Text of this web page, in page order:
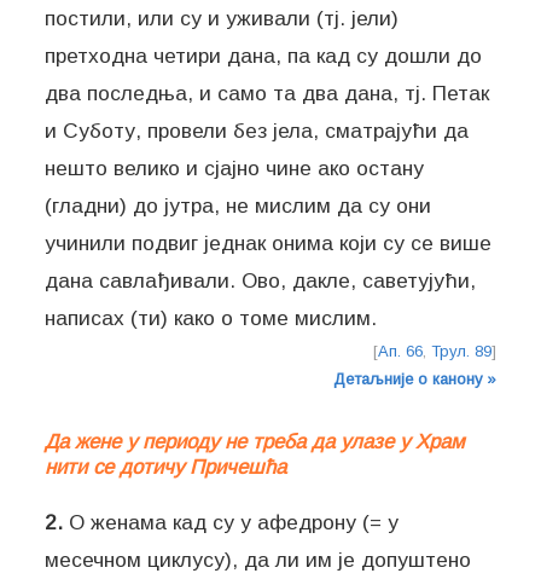
постили, или су и уживали (тј. јели)
претходна четири дана, па кад су дошли до
два последња, и само та два дана, тј. Петак
и Суботу, провели без јела, сматрајући да
нешто велико и сјајно чине ако остану
(гладни) до јутра, не мислим да су они
учинили подвиг једнак онима који су се више
дана савлађивали. Ово, дакле, саветујући,
[Ап. 66, Трул. 89]
Детаљније о канону »
Да жене у периоду не треба да улазе у Храм
нити се дотичу Причешћа
2. О женама кад су у афедрону (= у
месечном циклусу), да ли им је допуштено